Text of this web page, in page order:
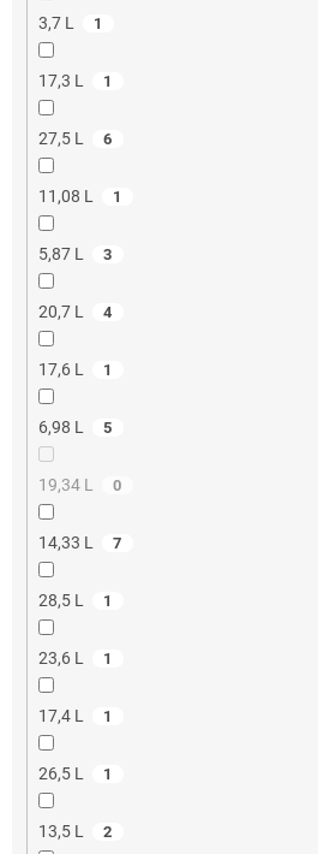
3,7 L 1
17,3 L 1
27,5 L 6
11,08 L 1
5,87 L 3
20,7 L 4
17,6 L 1
6,98 L 5
19,34 L 0
14,33 L 7
28,5 L 1
23,6 L 1
17,4 L 1
26,5 L 1
13,5 L 2